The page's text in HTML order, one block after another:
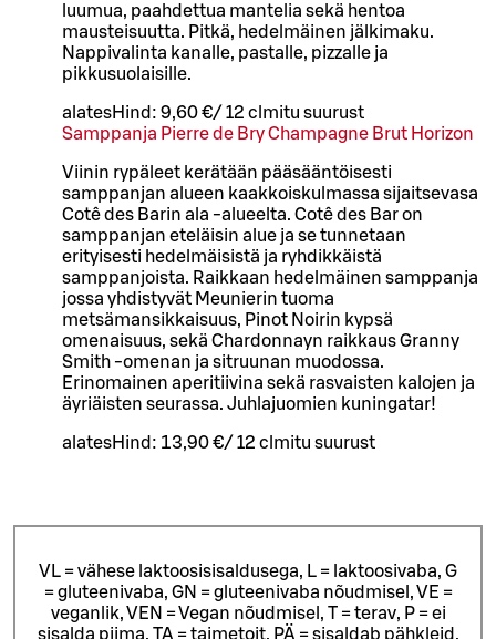
luumua, paahdettua mantelia sekä hentoa
mausteisuutta. Pitkä, hedelmäinen jälkimaku.
Nappivalinta kanalle, pastalle, pizzalle ja
pikkusuolaisille.
alatesHind: 9,60 €/ 12 cl mitu suurust
Samppanja Pierre de Bry Champagne Brut Horizon
Viinin rypäleet kerätään pääsääntöisesti
samppanjan alueen kaakkoiskulmassa sijaitsevasa
Cotê des Barin ala -alueelta. Cotê des Bar on
samppanjan eteläisin alue ja se tunnetaan
erityisesti hedelmäisistä ja ryhdikkäistä
samppanjoista. Raikkaan hedelmäinen samppanja
jossa yhdistyvät Meunierin tuoma
metsämansikkaisuus, Pinot Noirin kypsä
omenaisuus, sekä Chardonnayn raikkaus Granny
Smith -omenan ja sitruunan muodossa.
Erinomainen aperitiivina sekä rasvaisten kalojen ja
äyriäisten seurassa. Juhlajuomien kuningatar!
alatesHind: 13,90 €/ 12 cl mitu suurust
VL = vähese laktoosisisaldusega, L = laktoosivaba, G
= gluteenivaba, GN = gluteenivaba nõudmisel, VE =
veganlik, VEN = Vegan nõudmisel, T = terav, P = ei
sisalda piima, TA = taimetoit, PÄ = sisaldab pähkleid.